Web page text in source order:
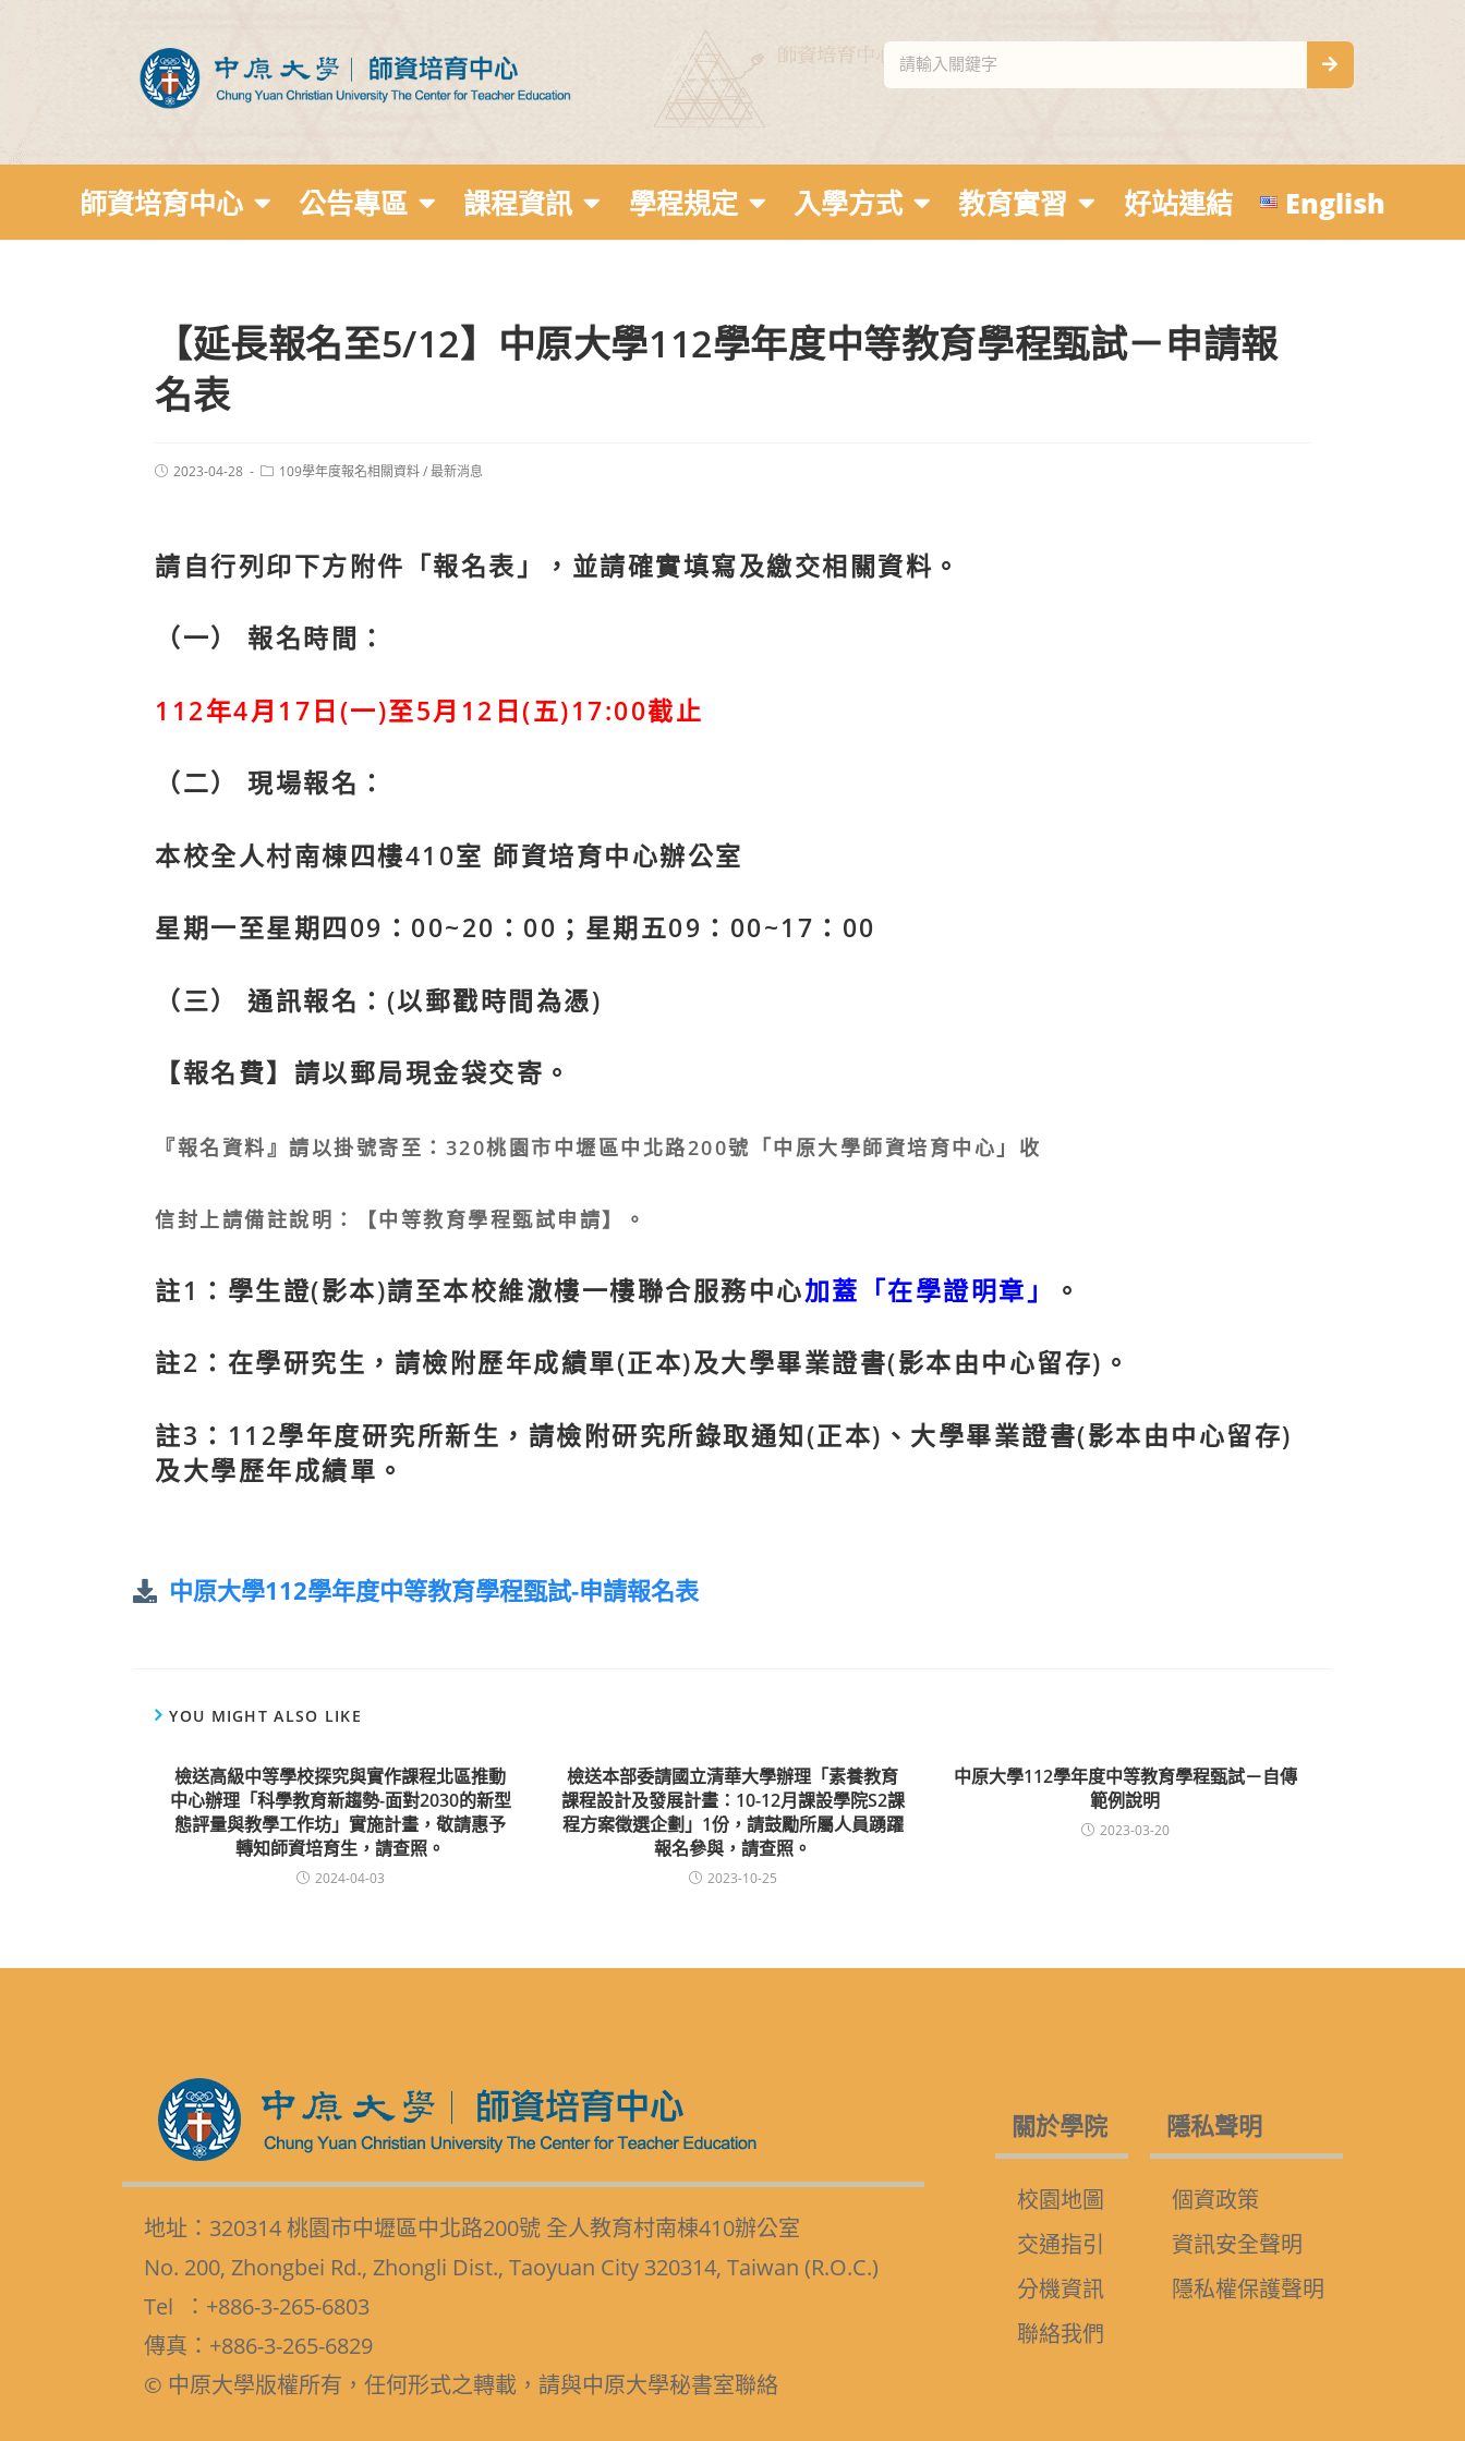
師資培育中心 公告專區 課程資訊 學程規定 入學方式 教育實習 好站連結 English
【延長報名至5/12】中原大學112學年度中等教育學程甄試－申請報
名表
2023-04-28 109學年度報名相關資料/最新消息
請自行列印下方附件「報名表」，並請確實填寫及繳交相關資料。
（一） 報名時間：
112年4月17日(一)至5月12日(五)17:00截止
（二） 現場報名：
本校全人村南棟四樓410室 師資培育中心辦公室
星期一至星期四09：00~20：00；星期五09：00~17：00
（三） 通訊報名：(以郵戳時間為憑)
【報名費】請以郵局現金袋交寄。
『報名資料』請以掛號寄至：320桃園市中壢區中北路200號「中原大學師資培育中心」收
信封上請備註說明：【中等教育學程甄試申請】。
註1：學生證(影本)請至本校維澈樓一樓聯合服務中心加蓋「在學證明章」 。
註2：在學研究生，請檢附歷年成績單(正本)及大學畢業證書(影本由中心留存)。
註3：112學年度研究所新生，請檢附研究所錄取通知(正本)、大學畢業證書(影本由中心留存)
及大學歷年成績單。
中原大學112學年度中等教育學程甄試-申請報名表
YOU MIGHT ALSO LIKE
檢送高級中等學校探究與實作課程北區推動
中心辦理「科學教育新趨勢-面對2030的新型
態評量與教學工作坊」實施計畫，敬請惠予
轉知師資培育生，請查照。
2024-04-03
檢送本部委請國立清華大學辦理「素養教育
課程設計及發展計畫：10-12月課設學院S2課
程方案徵選企劃」1份，請鼓勵所屬人員踴躍
報名參與，請查照。
2023-10-25
中原大學112學年度中等教育學程甄試－自傳
範例說明
2023-03-20
地址：320314 桃園市中壢區中北路200號 全人教育村南棟410辦公室
No. 200, Zhongbei Rd., Zhongli Dist., Taoyuan City 320314, Taiwan (R.O.C.)
Tel ：+886-3-265-6803
傳真：+886-3-265-6829
© 中原大學版權所有，任何形式之轉載，請與中原大學秘書室聯絡
關於學院
校園地圖
交通指引
分機資訊
聯絡我們
隱私聲明
個資政策
資訊安全聲明
隱私權保護聲明